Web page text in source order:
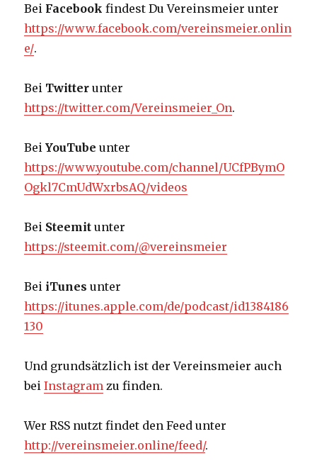
Bei Facebook findest Du Vereinsmeier unter
https://www.facebook.com/vereinsmeier.onlin
e/.
Bei Twitter unter
https://twitter.com/Vereinsmeier_On.
BeiYouTube unter
https://www.youtube.com/channel/UCfPBymO
Ogkl7CmUdWxrbsAQ/videos
Bei Steemit unter
https://steemit.com/@vereinsmeier
Bei iTunes unter
https://itunes.apple.com/de/podcast/id1384186
130
Und grundsätzlich ist der Vereinsmeier auch
beiInstagram zu finden.
Wer RSS nutzt findet den Feed unter
http://vereinsmeier.online/feed/.